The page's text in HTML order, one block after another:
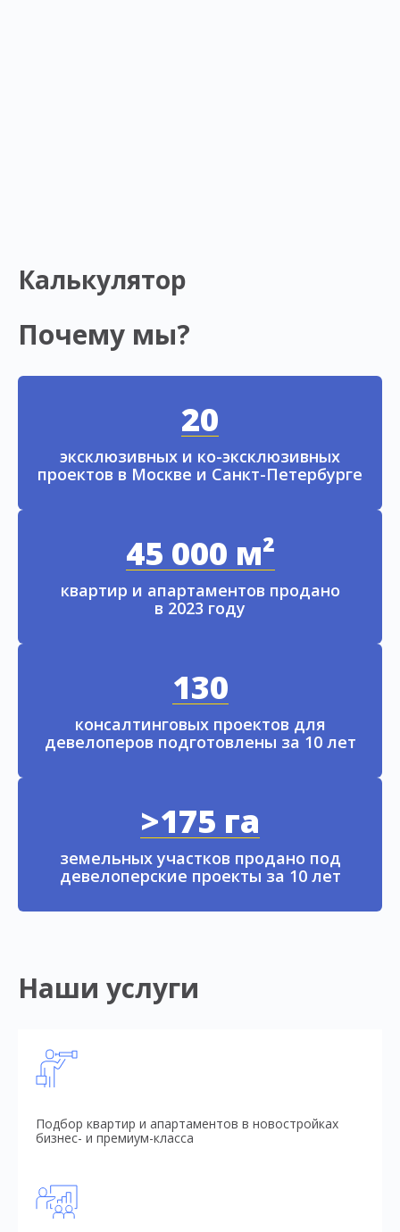
Калькулятор
Почему мы?
20
эксклюзивных и ко-эксклюзивных
проектов в Москве и Санкт-Петербурге
45 000 м²
квартир и апартаментов продано
в 2023 году
130
консалтинговых проектов для
девелоперов подготовлены за 10 лет
>175 га
земельных участков продано под
девелоперские проекты за 10 лет
Наши услуги
Подбор квартир и апартаментов в новостройках
бизнес- и премиум-класса